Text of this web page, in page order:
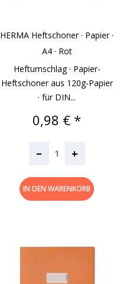
HERMA Heftschoner · Papier ·
A4 · Rot
Heftumschlag · Papier-
Heftschoner aus 120g-Papier
· für DIN...
Preis
0,98 € *
– +
IN DEN WARENKORB